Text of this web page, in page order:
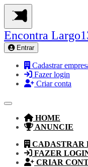
Encontra
Entrar
Cadastrar
Fazer login
Criar conta
HOME
ANUNCIE
CADASTRAR
FAZER
CRIAR